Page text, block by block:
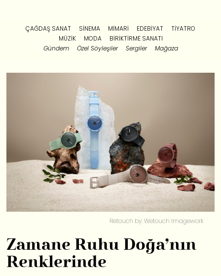
ÇAĞDAŞ SANAT SINEMA MIMARI EDEBIYAT
TIYATRO
MÜZIK
MODA
BIRIKTIRME SANATI
Gündem
Özel Söyleşiler Sergiler Mağaza
Retouch by: Wetouch Imagework
Zamane Ruhu Doğa’nın
Renklerinde